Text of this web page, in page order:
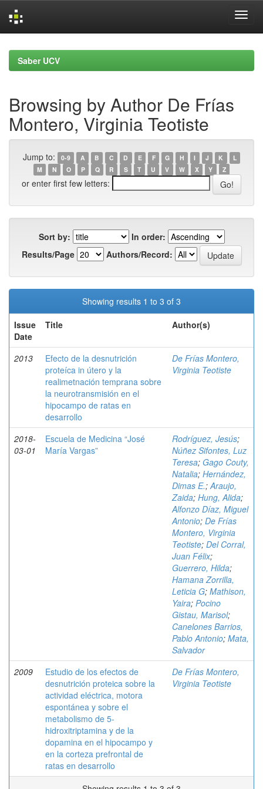
navigationSaber UCV
Browsing by Author De Frías
Montero, Virginia Teotiste
Jump to: 0-9 A B C D E F G H I J K
L
M
N O P Q R S T U V W X Y Z
or enter first few letters:
Sort by:
In order:
Results/Page
Authors/Record:
Showing results 1 to 3 of 3
Issue
Date
Title Author(s)
2013
Efecto de la desnutrición
proteíca in útero y la
realimetnación temprana sobre
la neurotransmisión en el
hipocampo de ratas en
desarrollo
De Frías Montero,
Virginia Teotiste
2018-
03-01
Escuela de Medicina “José
María Vargas”
Rodríguez, Jesús;
Núñez Sifontes, Luz
Teresa; Gago Couty,
Natalia; Hernández,
Dimas E.;Araujo,
Zaida; Hung, Alida;
Alfonzo Díaz, Miguel
Antonio; De Frías
Montero, Virginia
Teotiste; Del Corral,
Juan Félix;
Guerrero, Hilda;
Hamana Zorrilla,
Leticia G; Mathison,
Yaira; Pocino
Gistau, Marisol;
Canelones Barrios,
Pablo Antonio; Mata,
Salvador
2009
Estudio de los efectos de
desnutrición proteica sobre la
actividad eléctrica, motora
espontánea y sobre el
metabolismo de 5-
hidroxitriptamina y de la
dopamina en el hipocampo y
en la corteza prefrontal de
ratas en desarrollo
De Frías Montero,
Virginia Teotiste